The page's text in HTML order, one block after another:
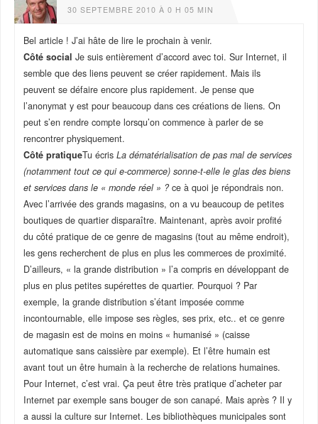
30 SEPTEMBRE 2010 À 0 H 05 MIN
Bel article ! J’ai hâte de lire le prochain à venir.
Côté social Je suis entièrement d’accord avec toi. Sur Internet, il
semble que des liens peuvent se créer rapidement. Mais ils
peuvent se défaire encore plus rapidement. Je pense que
l’anonymat y est pour beaucoup dans ces créations de liens. On
peut s’en rendre compte lorsqu’on commence à parler de se
rencontrer physiquement.
Côté pratiqueTu écrisLa dématérialisation de pas mal de services
(notamment tout ce qui e-commerce) sonne-t-elle le glas des biens
et services dans le « monde réel » ?ce à quoi je répondrais non.
Avec l’arrivée des grands magasins, on a vu beaucoup de petites
boutiques de quartier disparaître. Maintenant, après avoir profité
du côté pratique de ce genre de magasins (tout au même endroit),
les gens recherchent de plus en plus les commerces de proximité.
D’ailleurs, « la grande distribution » l’a compris en développant de
plus en plus petites supérettes de quartier. Pourquoi ? Par
exemple, la grande distribution s’étant imposée comme
incontournable, elle impose ses règles, ses prix, etc.. et ce genre
de magasin est de moins en moins « humanisé » (caisse
automatique sans caissière par exemple). Et l’être humain est
avant tout un être humain à la recherche de relations humaines.
Pour Internet, c’est vrai. Ça peut être très pratique d’acheter par
Internet par exemple sans bouger de son canapé. Mais après ? Il y
a aussi la culture sur Internet. Les bibliothèques municipales sont